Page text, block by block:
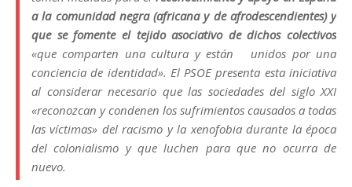
a la comunidad negra (africana y de afrodescendientes) y
que se fomente el tejido asociativo de dichos colectivos
«que comparten una cultura y están unidos por una
conciencia de identidad». El PSOE presenta esta iniciativa
al considerar necesario que las sociedades del siglo XXI
«reconozcan y condenen los sufrimientos causados a todas
las víctimas» del racismo y la xenofobia durante la época
del colonialismo y que luchen para que no ocurra de
nuevo.